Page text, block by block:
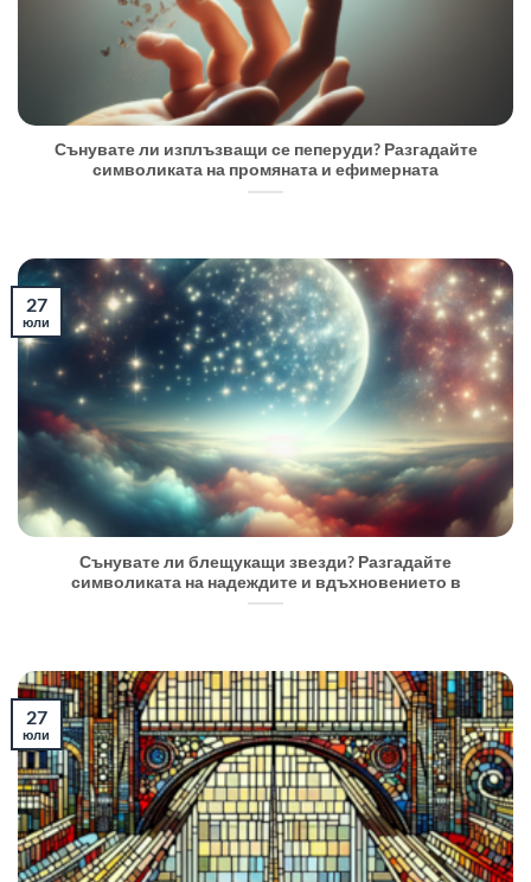
Сънувате ли изплъзващи се пеперуди? Разгадайте
символиката на промяната и ефимерната
Сънувате ли блещукащи звезди? Разгадайте
символиката на надеждите и вдъхновението в
27
юли
27
юли